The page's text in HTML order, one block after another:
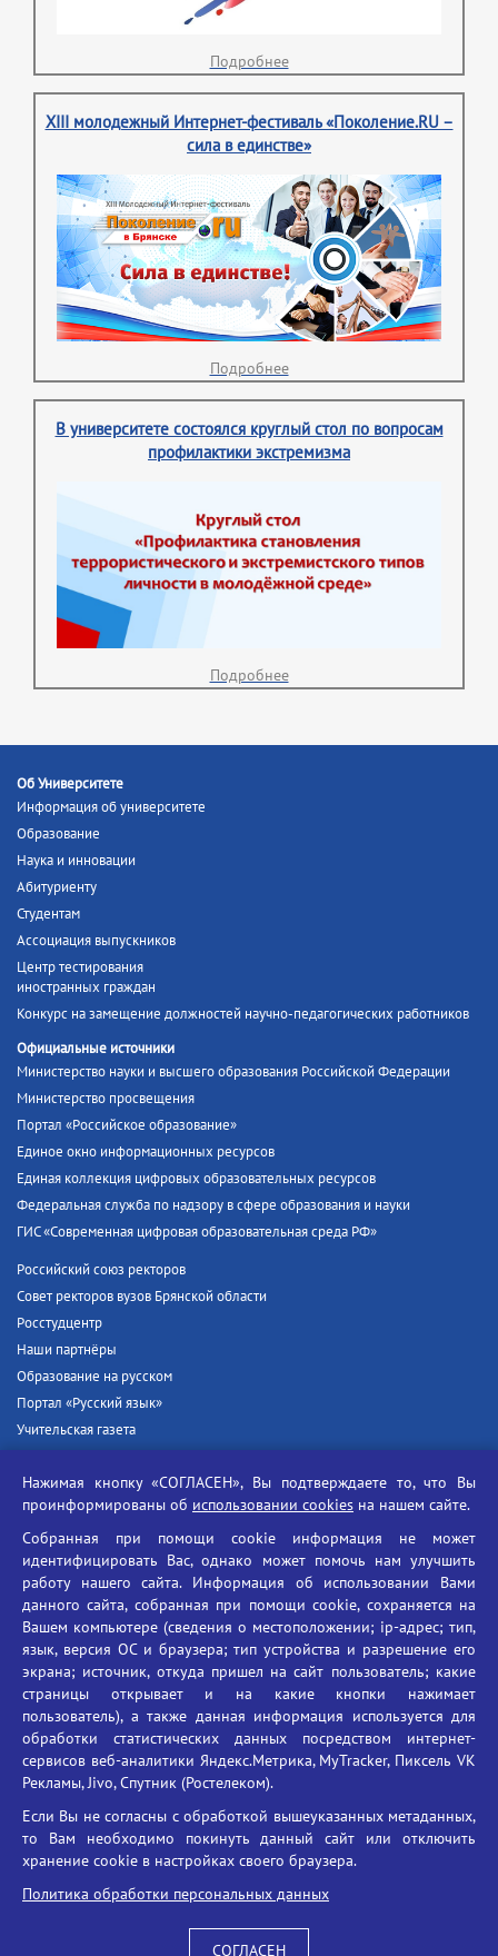
Подробнее
XIII молодежный Интернет-фестиваль «Поколение.RU –
сила в единстве»
Подробнее
В университете состоялся круглый стол по вопросам
профилактики экстремизма
Подробнее
Об Университете
Информация об университете
Образование
Наука и инновации
Абитуриенту
Студентам
Ассоциация выпускников
Центр тестирования
иностранных граждан
Конкурс на замещение должностей научно-педагогических работников
Официальные источники
Министерство науки и высшего образования Российской Федерации
Министерство просвещения
Портал «Российское образование»
Единое окно информационных ресурсов
Единая коллекция цифровых образовательных ресурсов
Федеральная служба по надзору в сфере образования и науки
ГИС «Современная цифровая образовательная среда РФ»
Российский союз ректоров
Совет ректоров вузов Брянской области
Росстудцентр
Наши партнёры
Образование на русском
Портал «Русский язык»
Учительская газета
Единый портал государственных услуг
Противодействие угрозам информационной безопасности
Социальные ролики - Генеральная прокуратура РФ
Противодействие коррупции
БГУ против наркотиков
Брянский государственный университет
имени академика И.Г. Петровского
Время работы: пн-пт 09:00-18:00
E-mail: bryanskgu@mail.ru
Телефон: +7(4832)58-90-85
Нажимая кнопку «СОГЛАСЕН», Вы подтверждаете то, что Вы
проинформированы об использовании cookies на нашем сайте.
Собранная при помощи cookie информация не может
идентифицировать Вас, однако может помочь нам улучшить
работу нашего сайта. Информация об использовании Вами
данного сайта, собранная при помощи cookie, сохраняется на
Вашем компьютере (сведения о местоположении; ip-адрес; тип,
язык, версия ОС и браузера; тип устройства и разрешение его
экрана; источник, откуда пришел на сайт пользователь; какие
страницы открывает и на какие кнопки нажимает
пользователь), а также данная информация используется для
обработки статистических данных посредством интернет-
сервисов веб-аналитики Яндекс.Метрика, MyTracker, Пиксель VK
Рекламы, Jivo, Спутник (Ростелеком).
Если Вы не согласны с обработкой вышеуказанных метаданных,
то Вам необходимо покинуть данный сайт или отключить
хранение cookie в настройках своего браузера.
Политика обработки персональных данных
СОГЛАСЕН